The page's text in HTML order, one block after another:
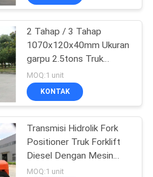
kasar
2 Tahap / 3 Tahap
1070x120x40mm Ukuran
garpu 2.5tons Truk
Forklift Diesel
MOQ:1 unit
KONTAK
Transmisi Hidrolik Fork
Positioner Truk Forklift
Diesel Dengan Mesin
ISUZU
MOQ:1 unit